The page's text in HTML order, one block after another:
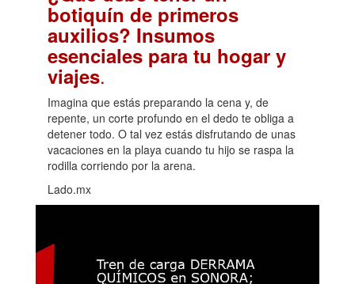
botiquín de primeros
auxilios? Insumos
esenciales para tu hogar y
viajes.
Imagina que estás preparando la cena y, de
repente, un corte profundo en el dedo te obliga a
detener todo. O tal vez estás disfrutando de unas
vacaciones en la playa cuando tu hijo se raspa la
rodilla corriendo por la arena.
Lado.mx